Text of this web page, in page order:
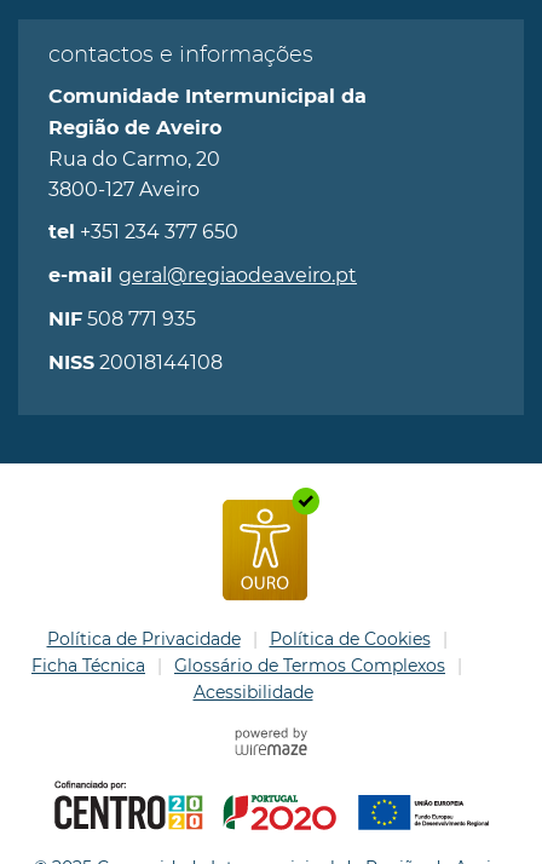
contactos e informações
Comunidade Intermunicipal da
Região de Aveiro
Rua do Carmo, 20
3800-127 Aveiro
tel +351 234 377 650
e-mail geral@regiaodeaveiro.pt
NIF 508 771 935
NISS 20018144108
Política de Privacidade
Política de Cookies
Ficha Técnica
Glossário de Termos Complexos
Acessibilidade